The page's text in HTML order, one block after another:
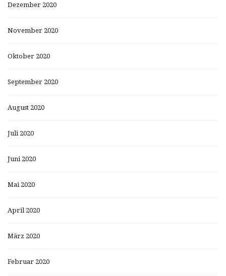
Dezember 2020
November 2020
Oktober 2020
September 2020
August 2020
Juli 2020
Juni 2020
Mai 2020
April 2020
März 2020
Februar 2020